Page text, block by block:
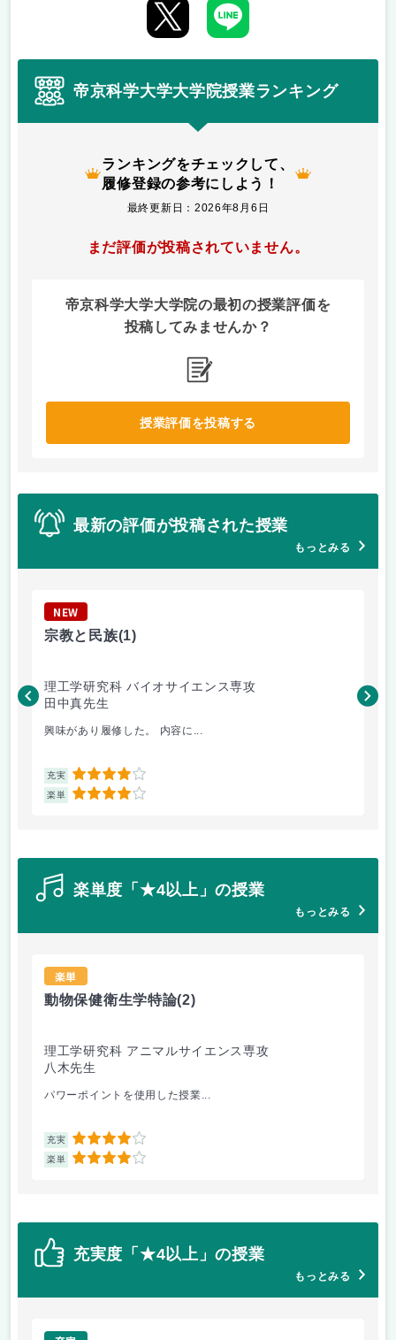
帝京科学大学大学院授業ランキング
ランキングをチェックして、
履修登録の参考にしよう！
最終更新日：2026年8月6日
まだ評価が投稿されていません。
帝京科学大学大学院の最初の授業評価を
投稿してみませんか？
授業評価を投稿する
最新の評価が投稿された授業
もっとみる
NEW
宗教と民族(1)
理工学研究科 バイオサイエンス専攻
田中真先生
興味があり履修した。 内容に...
充実 4
楽単 4
八
楽単度「★4以上」の授業
もっとみる
楽単
動物保健衛生学特論(2)
理工学研究科 アニマルサイエンス専攻
八木先生
パワーポイントを使用した授業...
充実 4
楽単 4
充実度「★4以上」の授業
もっとみる